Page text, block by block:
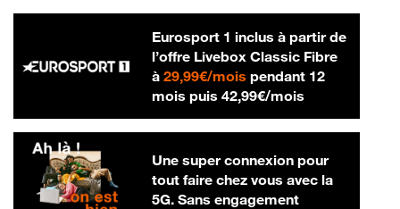
Eurosport 1 inclus à partir de
l’offre Livebox Classic Fibre
à 29,99€/mois29,99 € par mois
pendant 12
mois puis 42,99€/mois42,99 € par
Une super connexion pour
tout faire chez vous avec la
5G. Sans engagement